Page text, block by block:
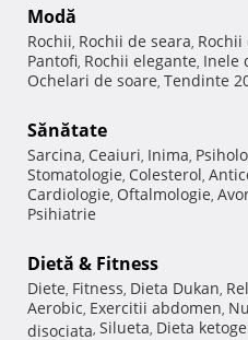
Modă
Rochii, Rochii de seara, Rochii
Pantofi, Rochii elegante, Inele
Ochelari de soare, Tendinte
Sănătate
Sarcina, Ceaiuri, Inima,
Stomatologie, Colesterol,
Cardiologie, Oftalmologie,
Psihiatrie
Dietă & Fitness
Diete, Fitness, Dieta Dukan,
Aerobic, Exercitii abdomen,
disociata, Silueta, Dieta